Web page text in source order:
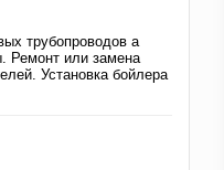
трубопроводов а
Ремонт или замена
Установка бойлера